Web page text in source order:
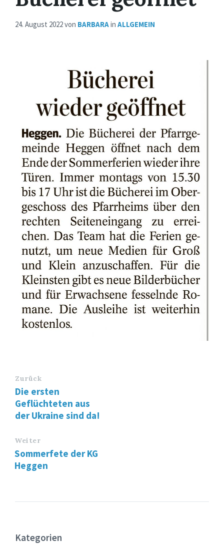
24. August 2022von BARBARAin ALLGEMEIN
Zurück
Die ersten
Geflüchteten aus
der Ukraine sind da!
Weiter
Sommerfete der KG
Heggen
Kategorien